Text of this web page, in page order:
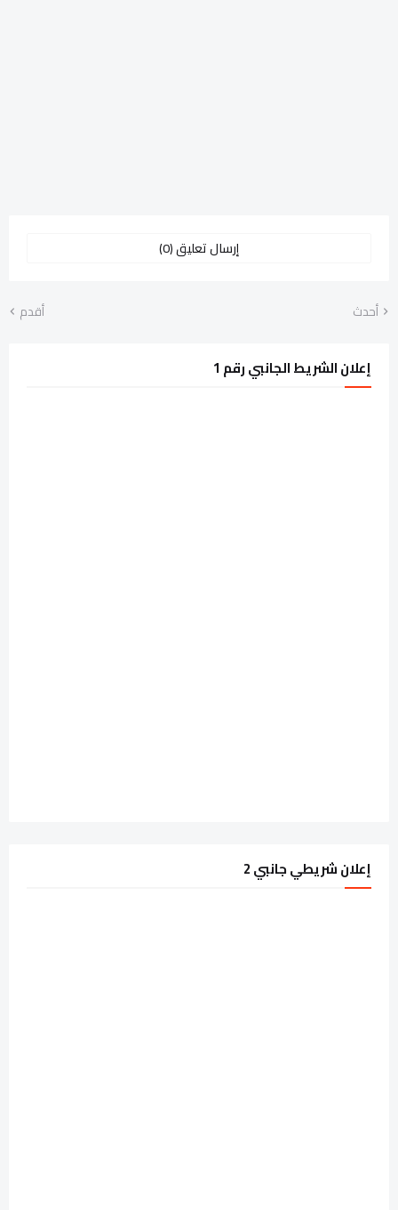
إرسال تعليق (0)
أحدث أقدم
إعلان الشريط الجانبي رقم 1
إعلان شريطي جانبي 2